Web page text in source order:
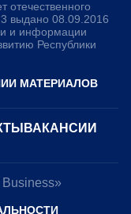
отечественного
выдано 08.09.2016
и информации
Республики
МАТЕРИАЛОВ
ВАКАНСИИ
Business»